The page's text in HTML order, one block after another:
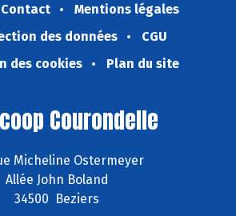
Contact
Mentions légales
des données
CGU
des cookies
Plan du site
Courondelle
Micheline Ostermeyer
Allée John Boland
34500 Beziers